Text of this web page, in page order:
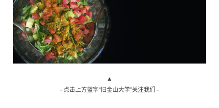
▲
- 点击上方蓝字“旧金山大学”关注我们 -